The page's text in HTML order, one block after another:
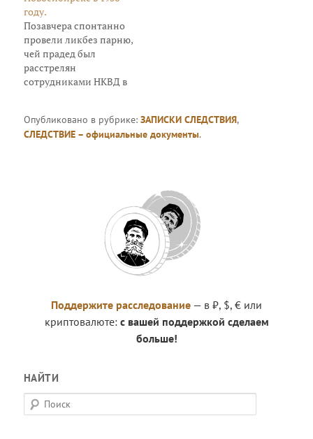
году.
Позавчера спонтанно
провели ликбез парню,
чей прадед был
расстрелян
сотрудниками НКВД в
расстрелянного был
признан "врагом
рова Каштачной горы
Томска с 1950х годов.
рассказали общие
Опубликовано в рубрике:ЗАПИСКИ СЛЕДСТВИЯ,
СЛЕДСТВИЕ – официальные документы.
Поддержите расследование — в ₽, $, € или
криптовалюте: с вашей поддержкой сделаем
больше!
НАЙТИ
П
о